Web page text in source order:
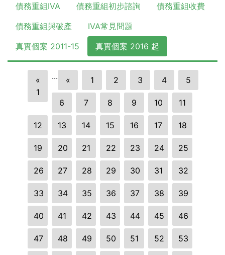
債務重組IVA 債務重組初步諮詢
債務重組收費
債務重組與破產
IVA常見問題
真實個案 2011-15
真實個案 2016 起
«
1
... « 1 2 3 4 5
6 7 8 9 10 11
12 13 14 15 16 17 18
19 20 21 22 23 24 25
26 27 28 29 30 31 32
33 34 35 36 37 38 39
40 41 42 43 44 45 46
47 48 49 50 51 52 53